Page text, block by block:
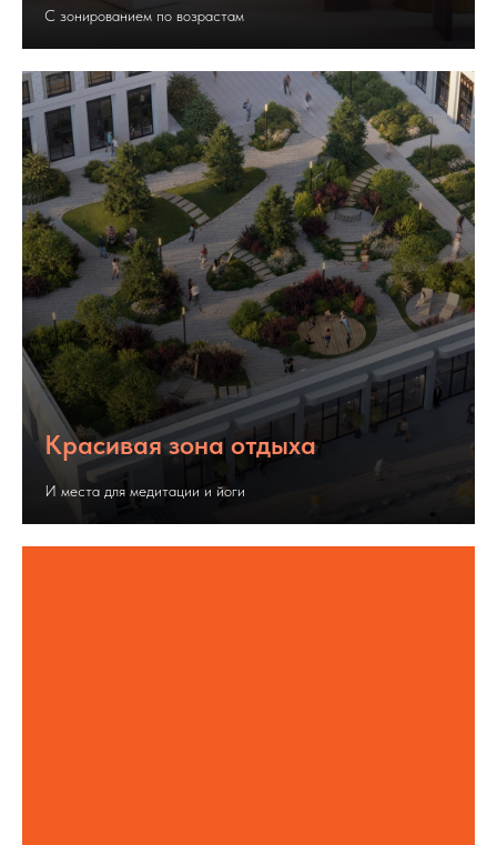
С зонированием по возрастам
Красивая зона отдыха
И места для медитации и йоги